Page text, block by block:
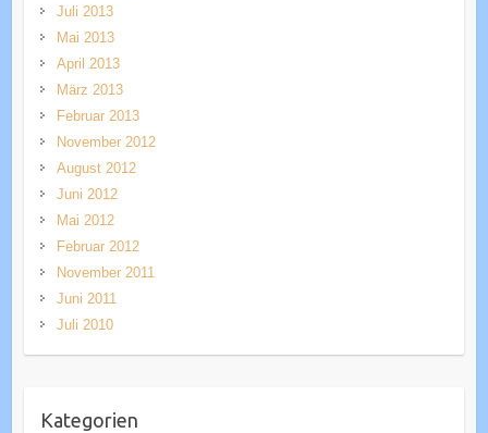
Juli 2013
Mai 2013
April 2013
März 2013
Februar 2013
November 2012
August 2012
Juni 2012
Mai 2012
Februar 2012
November 2011
Juni 2011
Juli 2010
Kategorien